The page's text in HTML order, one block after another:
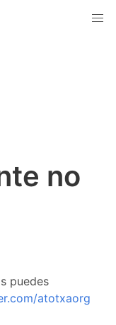
no
puedes
atotxaorg